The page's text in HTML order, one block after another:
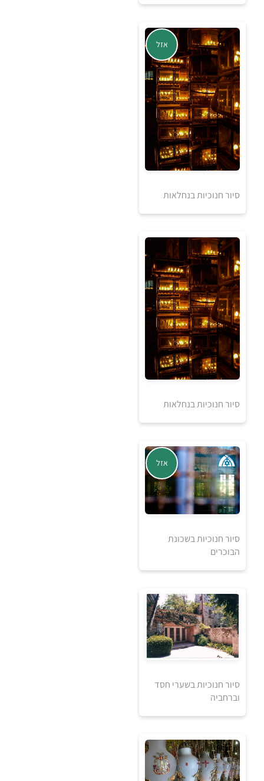
אזל
סיור חנוכיות בנחלאות
5
₪
5
₪
למידע ולרכישה
סיור חנוכיות בנחלאות
אזל
סיור חנוכיות בשכונת
הבוכרים
5
5
₪
למידע ולרכישה
סיור חנוכיות בשערי חסד
וברחביה